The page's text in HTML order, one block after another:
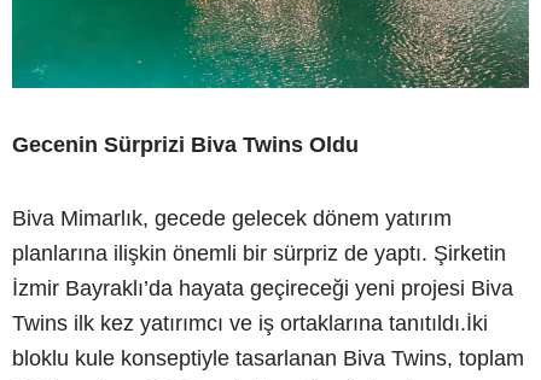
Gecenin Sürprizi Biva Twins Oldu
Biva Mimarlık, gecede gelecek dönem yatırım
planlarına ilişkin önemli bir sürpriz de yaptı. Şirketin
İzmir Bayraklı’da hayata geçireceği yeni projesi Biva
Twins ilk kez yatırımcı ve iş ortaklarına tanıtıldı.İki
bloklu kule konseptiyle tasarlanan Biva Twins, toplam